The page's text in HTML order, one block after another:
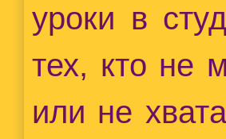
уроки в
тех, кто не
или не